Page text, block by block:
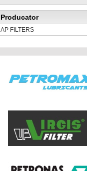
Producator
AP FILTERS